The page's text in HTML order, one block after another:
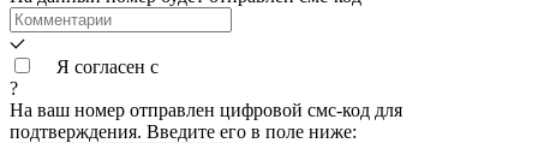
Я согласен с
?
На ваш номер отправлен цифровой смс-код для
подтверждения. Введите его в поле ниже: